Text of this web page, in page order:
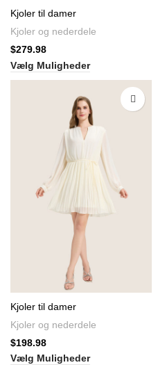
Kjoler til damer
Kjoler og nederdele
$279.98
Vælg Muligheder
Kjoler til damer
Kjoler og nederdele
$198.98
Vælg Muligheder